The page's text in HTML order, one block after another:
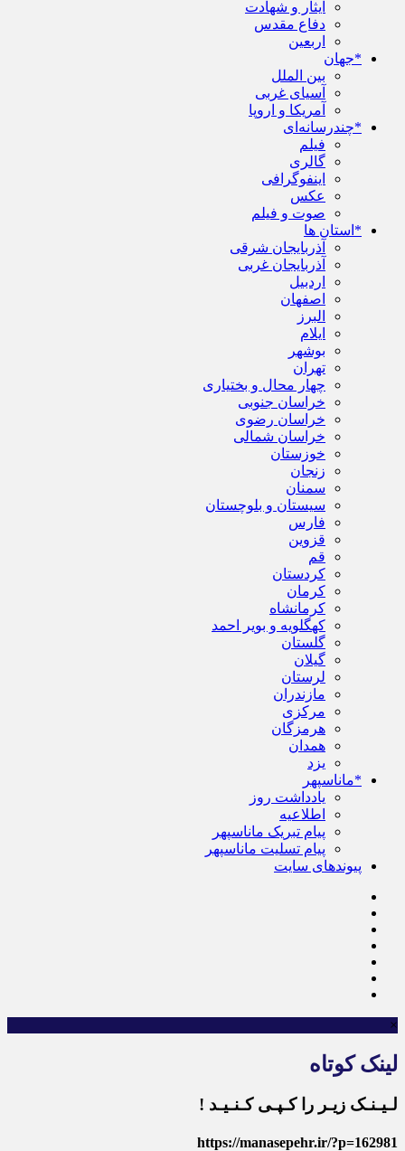
ایثار و شهادت
دفاع مقدس
اربعین
*جهان
بین الملل
آسیای غربی
آمریکا و اروپا
*چندرسانه‌ای
فیلم
گالری
اینفوگرافی
عکس
صوت و فیلم
*استان ها
آذربایجان شرقی
آذربایجان غربی
اردبیل
اصفهان
البرز
ایلام
بوشهر
تهران
چهار محال و بختیاری
خراسان جنوبی
خراسان رضوی
خراسان شمالی
خوزستان
زنجان
سمنان
سیستان و بلوچستان
فارس
قزوین
قم
کردستان
کرمان
کرمانشاه
کهگلویه و بویر احمد
گلستان
گیلان
لرستان
مازندران
مرکزی
هرمزگان
همدان
یزد
*ماناسپهر
یادداشت روز
اطلاعیه
پیام تبریک ماناسپهر
پیام تسلیت ماناسپهر
پیوندهای سایت
×
لینک کوتاه
لـیـنـک زیـر را کـپـی کـنـیـد !
https://manasepehr.ir/?p=162981